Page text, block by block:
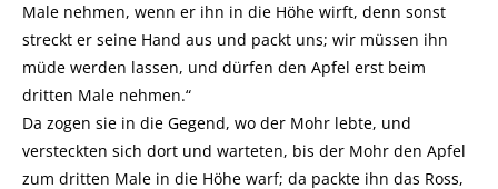
Male nehmen, wenn er ihn in die Höhe wirft, denn sonst
streckt er seine Hand aus und packt uns; wir müssen ihn
müde werden lassen, und dürfen den Apfel erst beim
dritten Male nehmen.“
Da zogen sie in die Gegend, wo der Mohr lebte, und
versteckten sich dort und warteten, bis der Mohr den Apfel
zum dritten Male in die Höhe warf; da packte ihn das Ross,